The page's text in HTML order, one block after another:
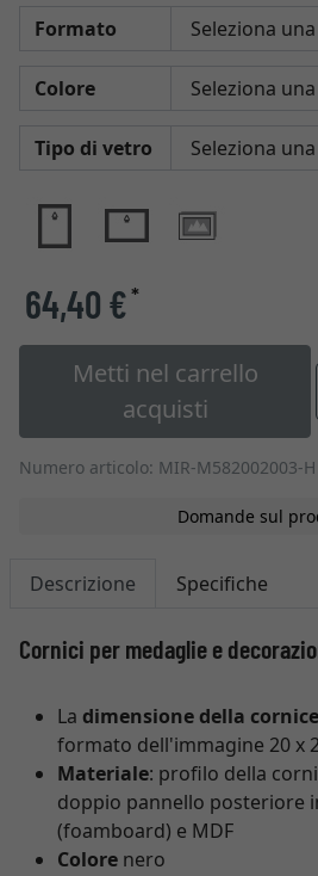
Formato
Colore
Tipo di vetro
64,40 €*
Metti nel carrello
acquisti
Numero articolo: MIR-M582002003-H
Domande sul
Descrizione Specifiche
Cornici per medaglie e
La dimensione della cornice
formato dell'immagine 20 x
Materiale: profilo della
doppio pannello posteriore
(foamboard) e MDF
Colore nero